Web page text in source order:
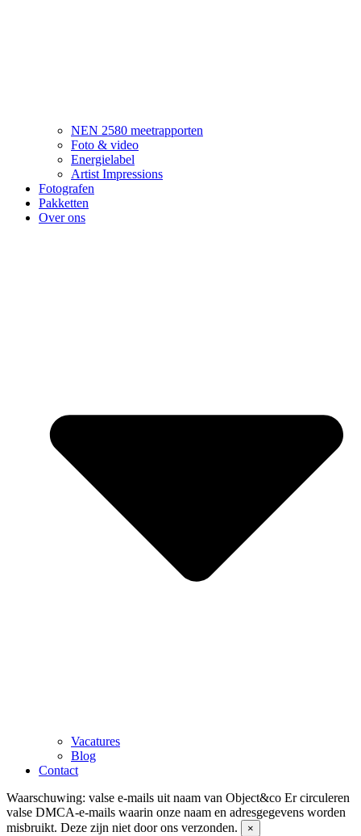
NEN 2580 meetrapporten
Foto & video
Energielabel
Artist Impressions
Fotografen
Pakketten
Over ons
Vacatures
Blog
Contact
Waarschuwing: valse e-mails uit naam van Object&co Er circuleren
valse DMCA-e-mails waarin onze naam en adresgegevens worden
misbruikt. Deze zijn niet door ons verzonden.
×